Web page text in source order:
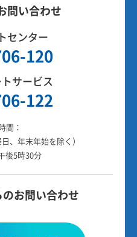
問い合わせ
センター
120
サービス
122
間：
、年末年始を除く）
後5時30分
お問い合わせ